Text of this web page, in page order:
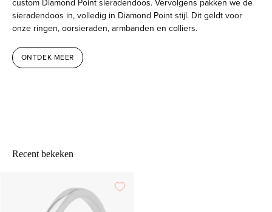
sieradendoos in, volledig in Diamond Point stijl. Dit geldt voor
onze ringen, oorsieraden, armbanden en colliers.
ONTDEK MEER
Recent bekeken